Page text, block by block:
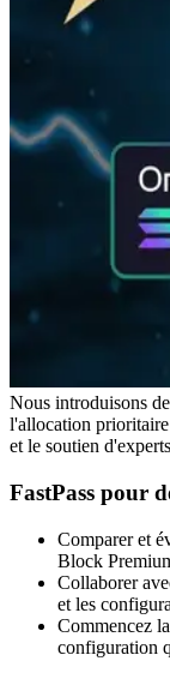
Nous introduisons
l'allocation
et le soutien
FastPass pour
Comparer et
Block
Collaborer
et les
Commencez
configuration